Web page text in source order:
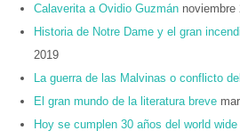
Calaverita a Ovidio Guzmán noviembre
Historia de Notre Dame y el gran
2019
La guerra de las Malvinas o conflicto
El gran mundo de la literatura breve
Hoy se cumplen 30 años del world wide